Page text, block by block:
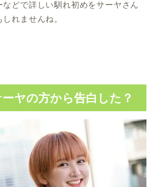
どで詳しい馴れ初めをサーヤさん
れませんね。
ヤの方から告白した？